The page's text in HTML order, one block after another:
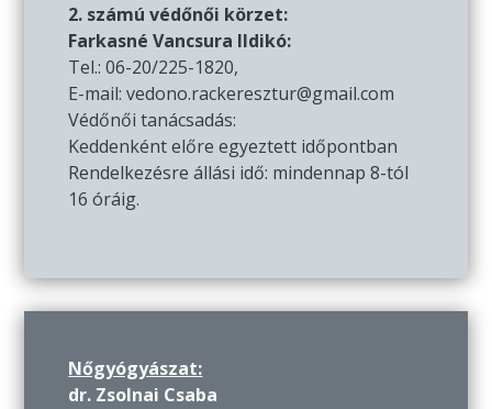
2. számú védőnői körzet:
Farkasné Vancsura Ildikó:
Tel.: 06-20/225-1820,
E-mail: vedono.rackeresztur@gmail.com
Védőnői tanácsadás:
Keddenként előre egyeztett időpontban
Rendelkezésre állási idő: mindennap 8-tól
16 óráig.
Nőgyógyászat:
dr. Zsolnai Csaba